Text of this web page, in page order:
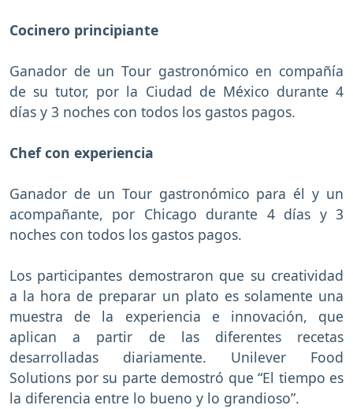
Cocinero principiante
Ganador de un Tour gastronómico en compañía
de su tutor, por la Ciudad de México durante 4
días y 3 noches con todos los gastos pagos.
Chef con experiencia
Ganador de un Tour gastronómico para él y un
acompañante, por Chicago durante 4 días y 3
noches con todos los gastos pagos.
Los participantes demostraron que su creatividad
a la hora de preparar un plato es solamente una
muestra de la experiencia e innovación, que
aplican a partir de las diferentes recetas
desarrolladas diariamente. Unilever Food
Solutions por su parte demostró que “El tiempo es
la diferencia entre lo bueno y lo grandioso”.